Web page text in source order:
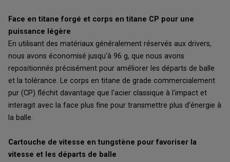
Face en titane forgé et corps en titane CP pour une
puissance légère
En utilisant des matériaux généralement réservés aux drivers,
nous avons économisé jusqu'à 96 g, que nous avons
repositionnés précisément pour améliorer les départs de balle
et la tolérance. Le corps en titane de grade commercialement
pur (CP) fléchit davantage que l'acier classique à l'impact et
interagit avec la face plus fine pour transmettre plus d'énergie à
la balle.
Cartouche de vitesse en tungstène pour favoriser la
vitesse et les départs de balle